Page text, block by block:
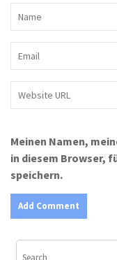
Meinen Namen,
in diesem Browser,
speichern.